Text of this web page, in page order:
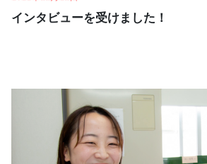
インタビューを受けました！